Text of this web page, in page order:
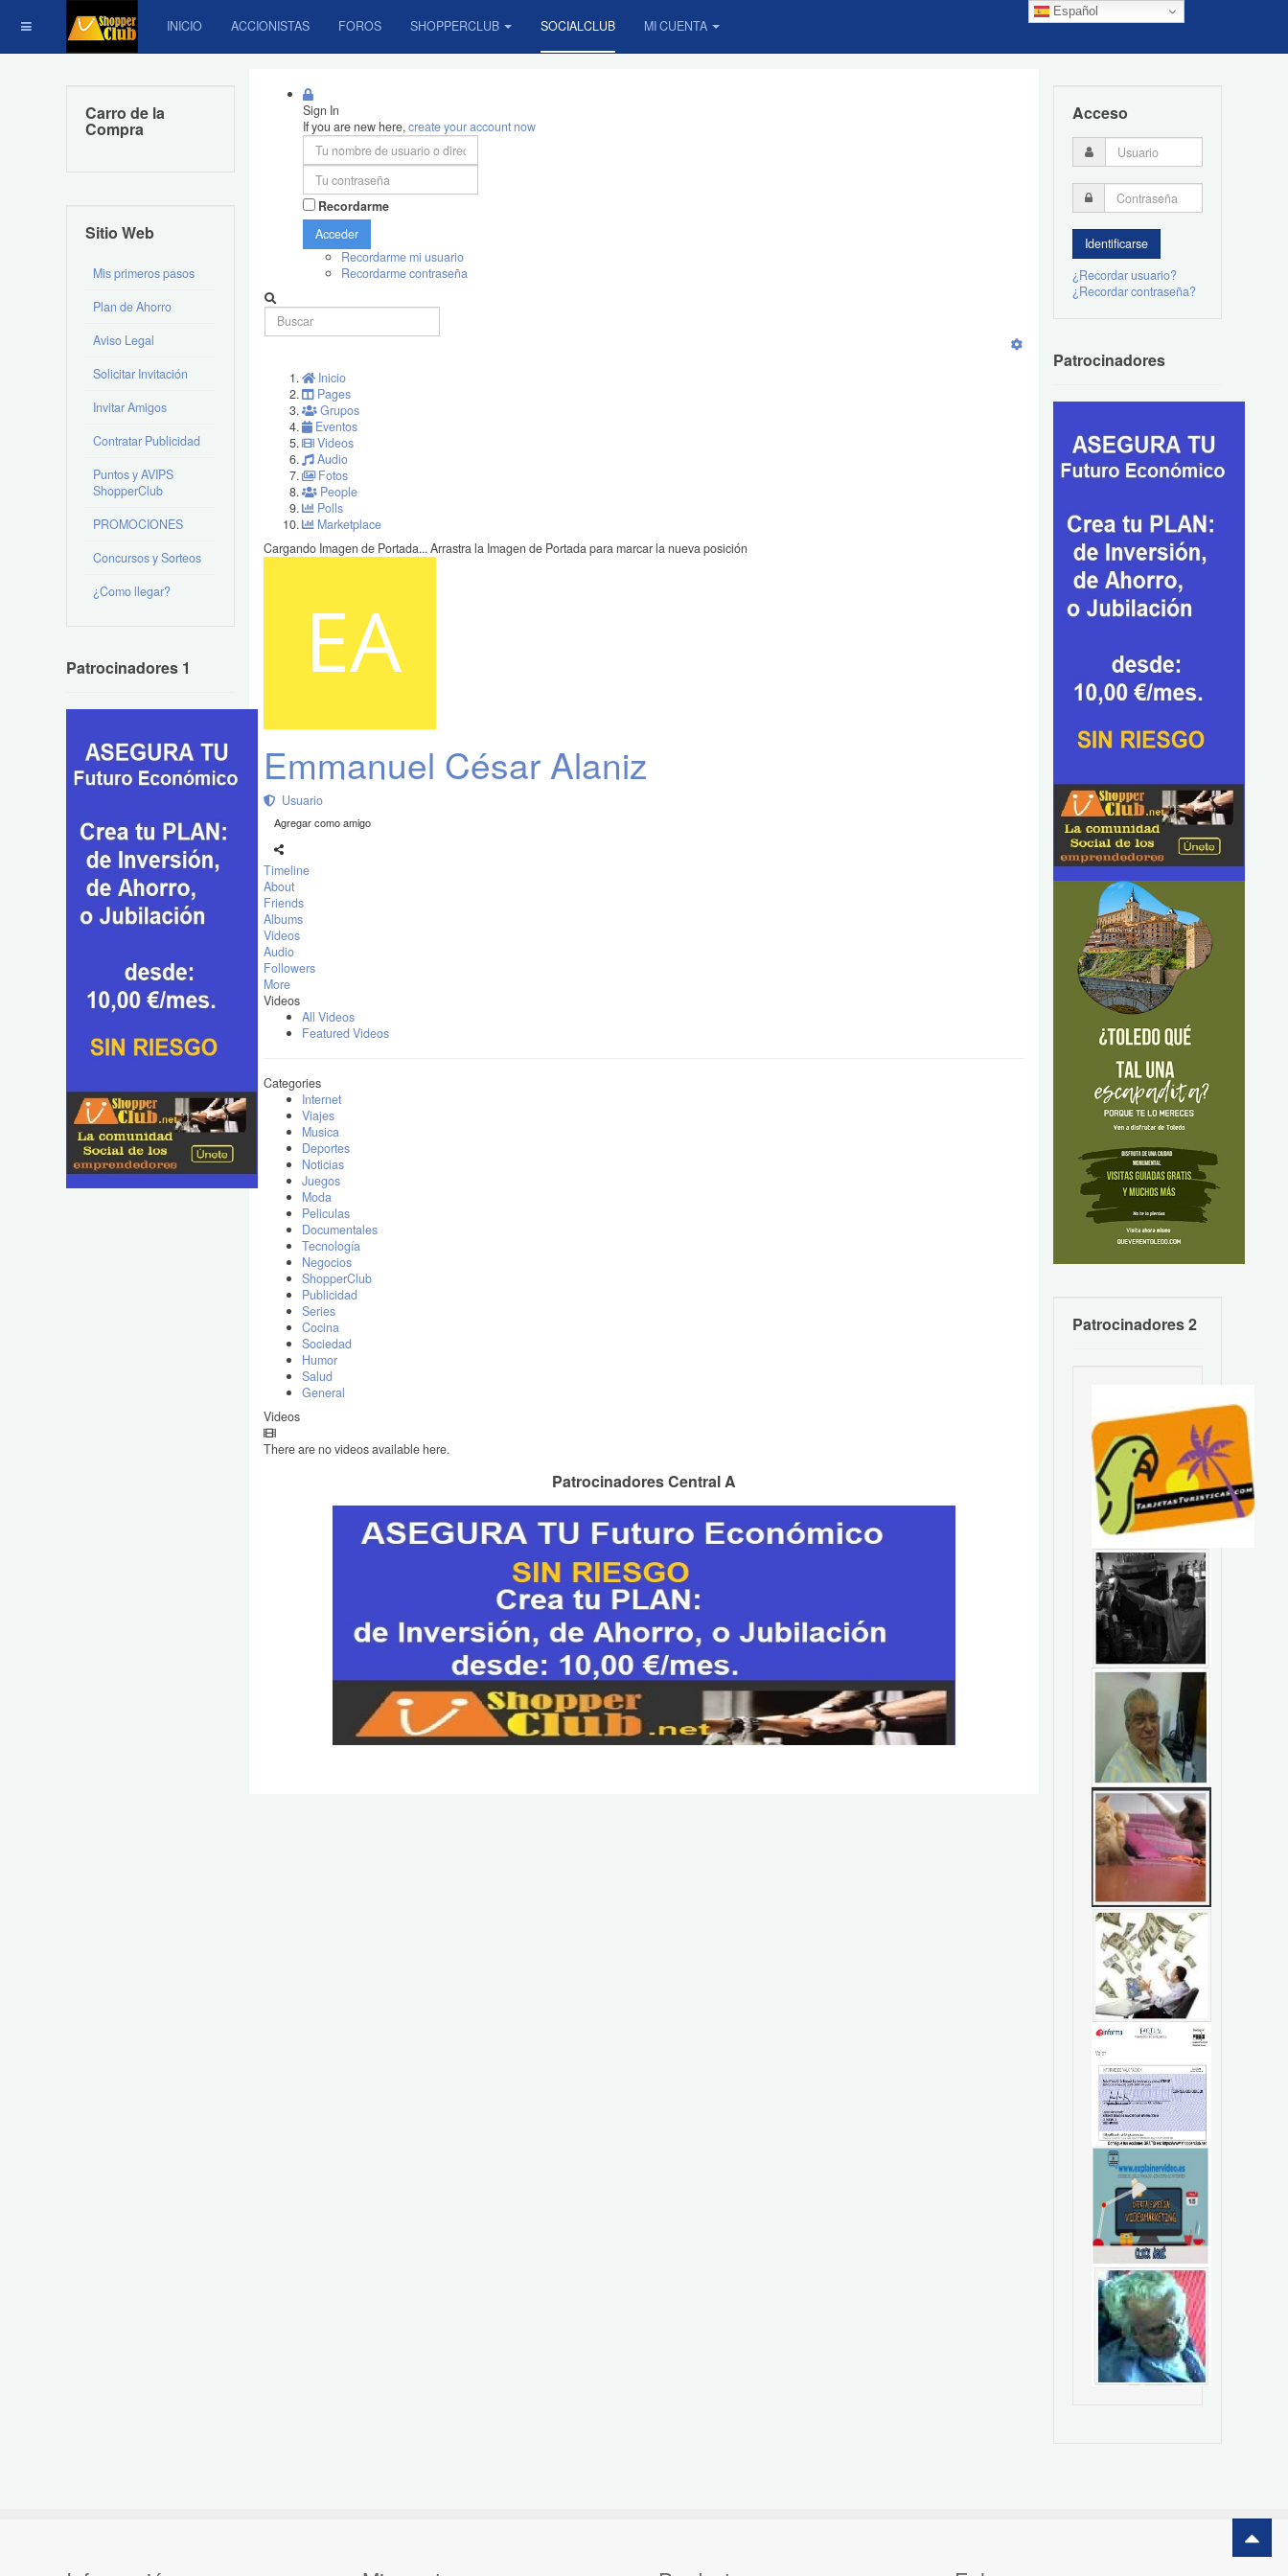
Español
INICIO ACCIONISTAS FOROS SHOPPERCLUB SOCIALCLUB MI CUENTA
Sign In
If you are new here,create your account now
Recordarme
Acceder
Recordarme mi usuario
Recordarme contraseña
Inicio
Pages
Grupos
Eventos
Videos
Audio
Fotos
People
Polls
Marketplace
Cargando Imagen de Portada...Arrastra la Imagen de Portada para marcar la nueva posición
Emmanuel César Alaniz
Usuario
Agregar como amigo
Timeline
About
Friends
Albums
Videos
Audio
Followers
More
Videos
All Videos
Featured Videos
Categories
Internet
Viajes
Musica
Deportes
Noticias
Juegos
Moda
Peliculas
Documentales
Tecnología
Negocios
ShopperClub
Publicidad
Series
Cocina
Sociedad
Humor
Salud
General
Videos
There are no videos available here.
Patrocinadores Central A
Carro de la
Compra
Sitio Web
Mis primeros pasos
Plan de Ahorro
Aviso Legal
Solicitar Invitación
Invitar Amigos
Contratar Publicidad
Puntos y AVIPS
ShopperClub
PROMOCIONES
Concursos y Sorteos
¿Como llegar?
Patrocinadores 1
Acceso
¿Recordar usuario?
¿Recordar contraseña?
Patrocinadores
Patrocinadores 2